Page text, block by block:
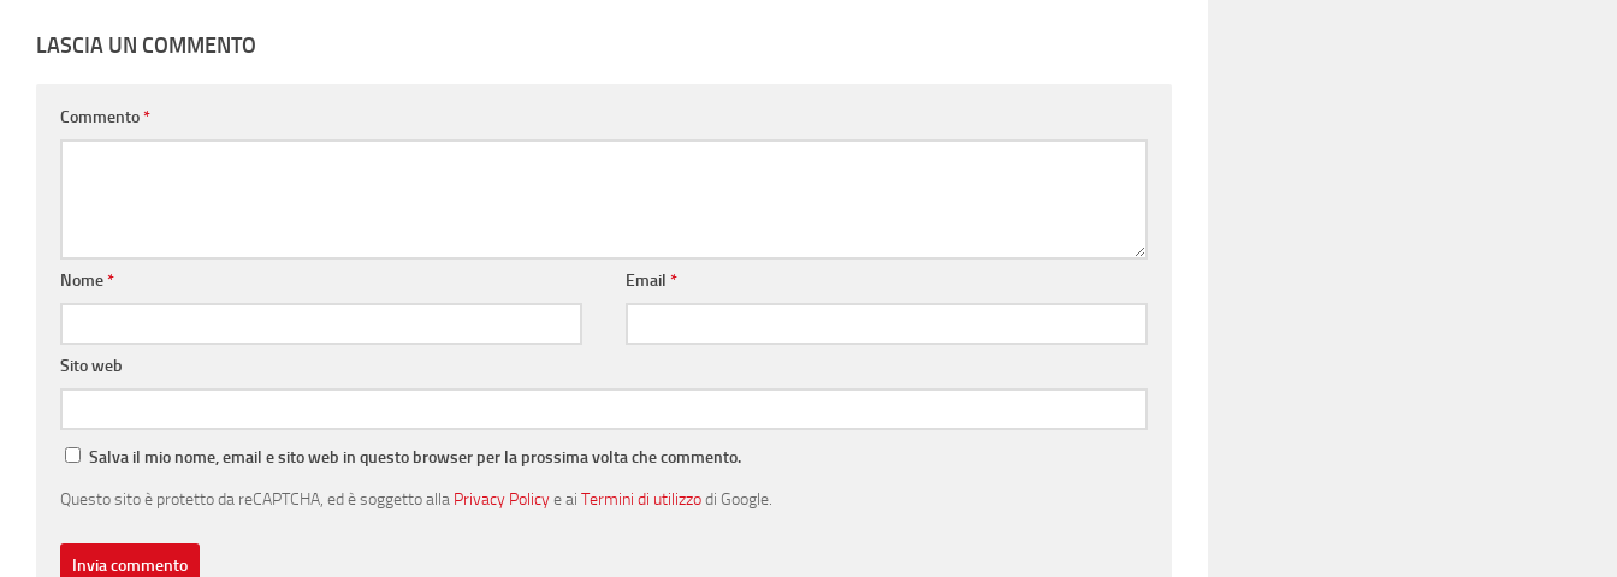
LASCIA UN COMMENTO
Commento*
Nome* Email*
Sito web
Salva il mio nome, email e sito web in questo browser per la prossima volta che commento.
Questo sito è protetto da reCAPTCHA, ed è soggetto alla Privacy Policye ai Termini di utilizzodi Google.